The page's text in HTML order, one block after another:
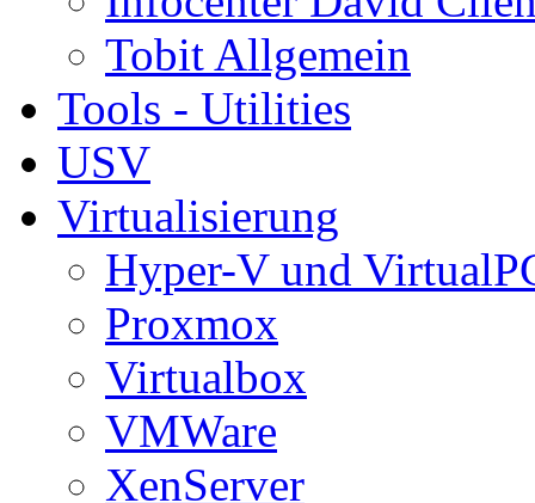
Tobit Allgemein
Tools - Utilities
USV
Virtualisierung
Hyper-V und
Proxmox
Virtualbox
VMWare
XenServer